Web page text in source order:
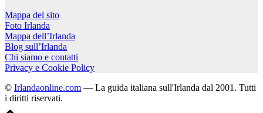
Mappa del sito
Foto Irlanda
Mappa dell’Irlanda
Blog sull’Irlanda
Chi siamo e contatti
Privacy e Cookie Policy
© Irlandaonline.com — La guida italiana sull'Irlanda dal 2001. Tutti
i diritti riservati.